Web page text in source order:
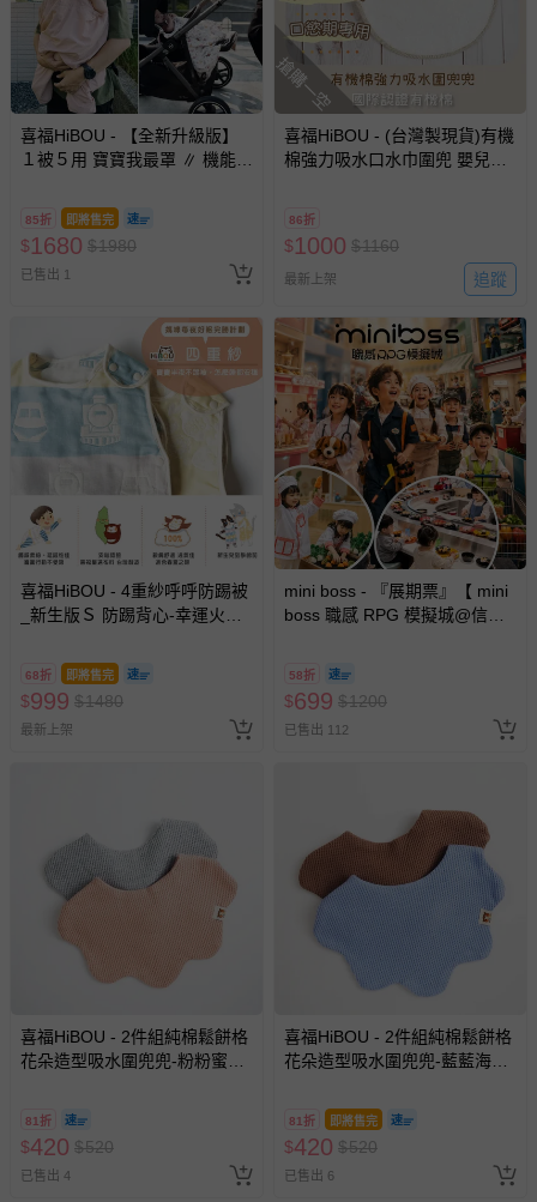
喜福HiBOU - 【全新升級版】
１被５用 寶寶我最罩 ∥ 機能防
料)-花花粉恐龍
85折 即將售完
$1680 $1980
已售出 1
搶購一空
喜福HiBOU - (台灣製現貨)有機
棉強力吸水口水巾圍兜 嬰兒圍
X2+紅X2)
86折
$1000 $1160
最新上架 追蹤
喜福HiBOU - 4重紗呼呼防踢被
_新生版Ｓ 防踢背心-幸運火車
68折 即將售完
$999 $1480
最新上架
mini boss - 『展期票』【 mini
boss 職感 RPG 模擬城@信義
換，依現場梯次安排入場，逾
期作廢) (兒童票(2歲以上)贈一
名陪伴成人)
58折
$699 $1200
已售出 112
喜福HiBOU - 2件組純棉鬆餅格
花朵造型吸水圍兜兜-粉粉蜜桃
81折
$420 $520
已售出 4
喜福HiBOU - 2件組純棉鬆餅格
花朵造型吸水圍兜兜-藍藍海洋
81折 即將售完
$420 $520
已售出 6